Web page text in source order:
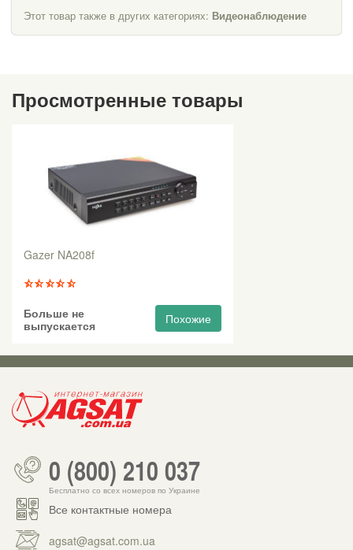
Этот товар также в других категориях: Видеонаблюдение
Просмотренные товары
Gazer NA208f
Больше не
выпускается
Похожие
0 (800) 210 037
Бесплатно со всех номеров по Украине
Все контактные номера
agsat@agsat.com.ua